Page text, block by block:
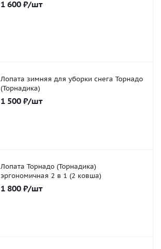
1 600 ₽/шт
Лопата зимняя для уборки снега Торнадо
(Торнадика)
1 500 ₽/шт
Лопата Торнадо (Торнадика)
эргономичная 2 в 1 (2 ковша)
1 800 ₽/шт